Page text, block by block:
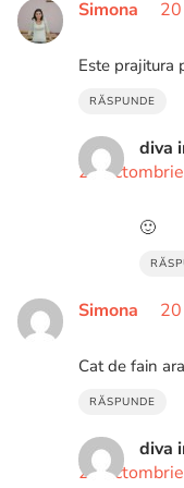
Simona
Este prajitura
RĂSPUNDE
diva
21
🙂
Simona
Cat de fain
RĂSPUNDE
diva
21